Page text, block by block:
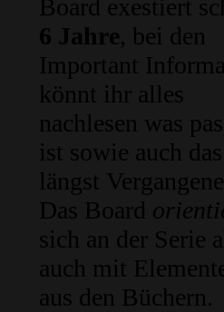
Board exestiert
6 Jahre, bei den
Important
könnt ihr alles
nachlesen was
ist sowie auch das
längst
Das Board
sich an der Serie
auch mit
aus den Büchern.